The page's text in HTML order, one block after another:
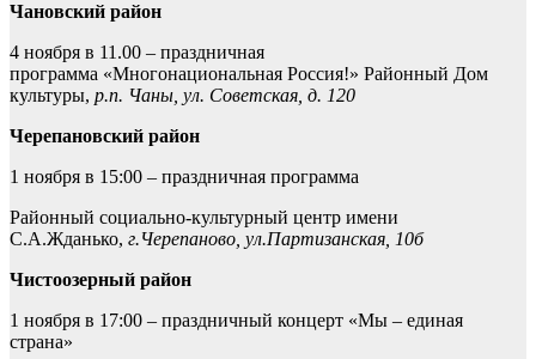
Чановский район
4 ноября в 11.00 – праздничная
программа «Многонациональная Россия!» Районный Дом
культуры, р.п. Чаны, ул. Советская, д. 120
Черепановский район
1 ноября в 15:00 – праздничная программа
Районный социально-культурный центр имени
С.А.Жданько, г.Черепаново, ул.Партизанская, 10б
Чистоозерный район
1 ноября в 17:00 – праздничный концерт «Мы – единая
страна»